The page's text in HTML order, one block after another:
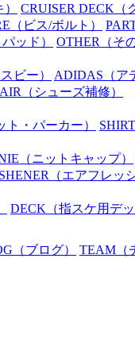
CRUISER DECK （
（ビス/ボルト）
ッド） OTHER （そ
ビー） ADIDAS （ア
（シューズ補修）
ト・パーカー）
（ニットキャップ）
（エアフレッ
DECK （指スケ用デッ
（ブログ） TEAM （